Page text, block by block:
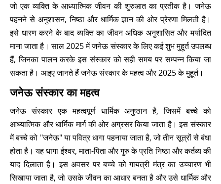
जो एक व्यक्ति के आध्यात्मिक जीवन की शुरुआत का प्रतीक है। जनेऊ
पहनने से अनुशासन, निष्ठा और धार्मिक ज्ञान की ओर प्रेरणा मिलती है।
इसे धारण करने के बाद व्यक्ति का जीवन अधिक अनुशासित और मर्यादित
माना जाता है। साल 2025 में जनेऊ संस्कार के लिए कई शुभ मुहूर्त उपलब्ध
हैं, जिनका पालन करके इस संस्कार को सही समय पर सम्पन्न किया जा
सकता है। आइए जानते हैं जनेऊ संस्कार के महत्व और 2025 के मुहूर्त।
जनेऊ संस्कार का महत्व
जनेऊ संस्कार एक महत्वपूर्ण धार्मिक अनुष्ठान है, जिसमें बच्चे को
आध्यात्मिक और धार्मिक मार्ग की ओर अग्रसर किया जाता है। इस संस्कार
में बच्चे को "जनेऊ" या पवित्र धागा पहनाया जाता है, जो तीन सूत्रों से बंधा
होता है। यह धागा ईश्वर, माता-पिता और गुरु के प्रति निष्ठा और कर्तव्य की
याद दिलाता है। इस अवसर पर बच्चे को गायत्री मंत्र का उच्चारण भी
सिखाया जाता है, जो उसके जीवन का आधार बनता है और उसे धार्मिक और